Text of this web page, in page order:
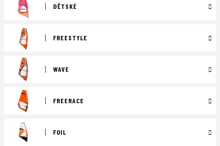
DĚTSKÉ
FREESTYLE
WAVE
FREERACE
FOIL